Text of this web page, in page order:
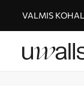
VALMIS